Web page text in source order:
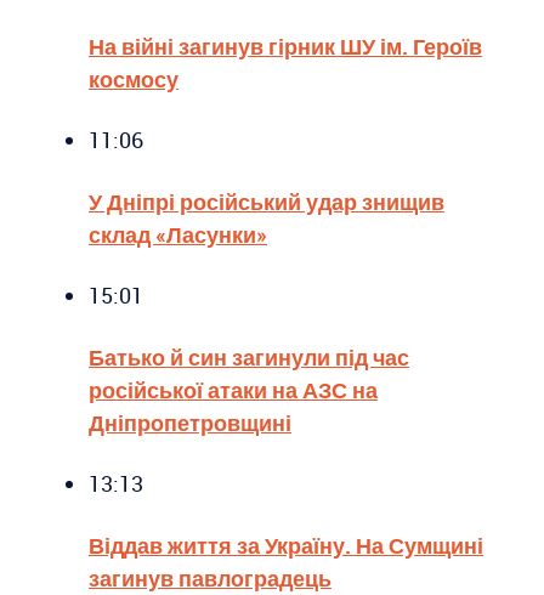
На війні загинув гірник ШУ ім. Героїв
космосу
11:06
У Дніпрі російський удар знищив
склад «Ласунки»
15:01
Батько й син загинули під час
російської атаки на АЗС на
Дніпропетровщині
13:13
Віддав життя за Україну. На Сумщині
загинув павлоградець